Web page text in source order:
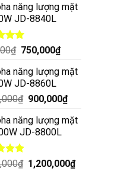
năng lượng mặt
JD-8840L
5.00
₫ 750,000₫
năng lượng mặt
JD-8860L
₫ 900,000₫
năng lượng mặt
JD-8800L
₫ 1,200,000₫